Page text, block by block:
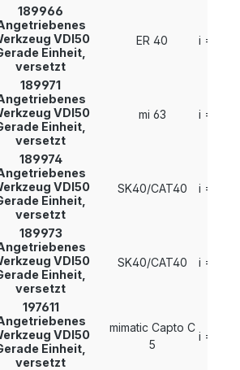
189966
VDI50
Einheit,
versetzt
ER 40 i = 1 : 1
189971
VDI50
Einheit,
versetzt
mi 63 i = 1 : 1
189974
VDI50
Einheit,
versetzt
SK40/CAT40 i = 1 : 1
189973
VDI50
Einheit,
versetzt
SK40/CAT40 i = 1 : 1
197611
VDI50
Einheit,
versetzt
mimatic Capto C
5
i = 1 : 1